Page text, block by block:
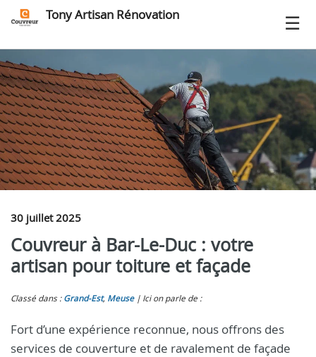
Tony Artisan Rénovation
30 juillet 2025
Couvreur à Bar-Le-Duc : votre
artisan pour toiture et façade
Classé dans : Grand-Est, Meuse Ici on parle de :
Fort d’une expérience reconnue, nous offrons des
services de couverture et de ravalement de façade